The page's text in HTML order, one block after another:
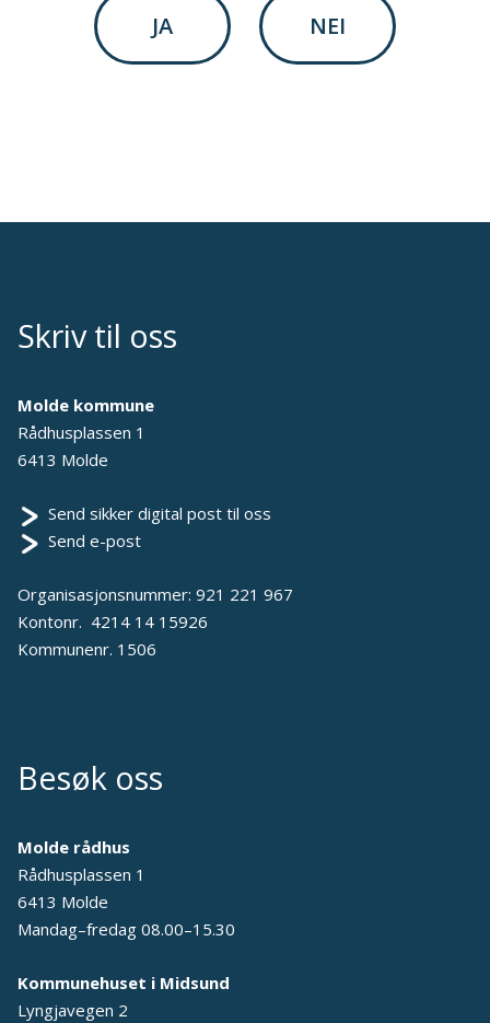
JA NEI
Skriv til oss
Molde kommune
Rådhusplassen 1
6413 Molde
Send sikker digital post til oss
Send e-post
Organisasjonsnummer: 921 221 967
Kontonr. 4214 14 15926
Kommunenr. 1506
Besøk oss
Molde rådhus
Rådhusplassen 1
6413 Molde
Mandag–fredag 08.00–15.30
Kommunehuset i Midsund
Lyngjavegen 2